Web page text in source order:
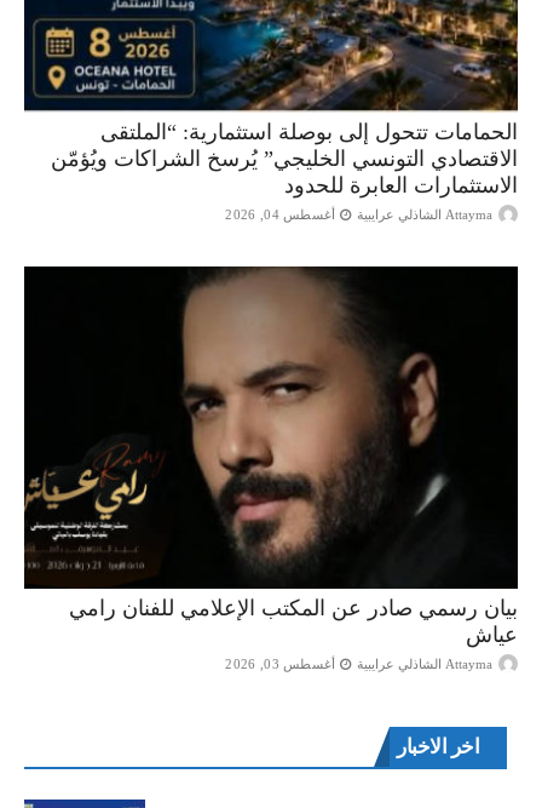
الحمامات تتحول إلى بوصلة استثمارية: “الملتقى
الاقتصادي التونسي الخليجي” يُرسخ الشراكات ويُؤمّن
الاستثمارات العابرة للحدود
Attayma الشاذلي عرايبية أغسطس 04, 2026
بيان رسمي صادر عن المكتب الإعلامي للفنان رامي
عياش
Attayma الشاذلي عرايبية أغسطس 03, 2026
اخر الاخبار